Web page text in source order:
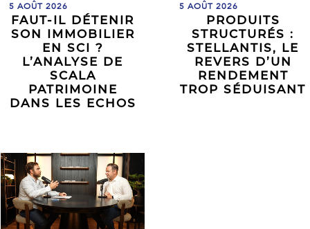
FAUT-IL DÉTENIR
SON IMMOBILIER
EN SCI ?
L’ANALYSE DE
SCALA
PATRIMOINE
DANS LES ECHOS
5 AOÛT 2026
PRODUITS
STRUCTURÉS :
STELLANTIS, LE
REVERS D’UN
RENDEMENT
TROP SÉDUISANT
5 AOÛT 2026